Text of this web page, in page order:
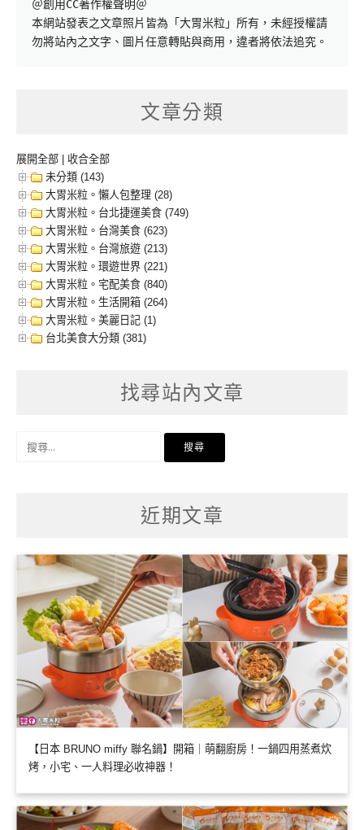
＠創用CC著作權聲明＠
本網站發表之文章照片皆為「大胃米粒」所有，未經授權請
勿將站內之文字、圖片任意轉貼與商用，違者將依法追究。
文章分類
展開全部
收合全部
未分類 (143)
大胃米粒。懶人包整理 (28)
大胃米粒。台北捷運美食 (749)
大胃米粒。台灣美食 (623)
大胃米粒。台灣旅遊 (213)
大胃米粒。環遊世界 (221)
大胃米粒。宅配美食 (840)
大胃米粒。生活開箱 (264)
大胃米粒。美麗日記 (1)
台北美食大分類 (381)
找尋站內文章
近期文章
【日本 BRUNO miffy 聯名鍋】開箱｜萌翻廚房！一鍋四用蒸煮炊
烤，小宅、一人料理必收神器！